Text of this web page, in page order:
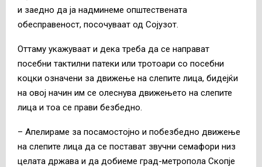
и заедно да ја надминеме општествената
обесправеност, посочуваат од Сојузот.
Оттаму укажуваат и дека треба да се направат
посебни тактилни патеки или тротоари со посебни
коцки означени за движење на слепите лица, бидејќи
на овој начин им се олеснува движењето на слепите
лица и тоа се прави безбедно.
– Апелираме за посамостојно и побезбедно движење
на слепите лица да се постават звучни семафори низ
целата држава и да добиеме град-метропола Скопје